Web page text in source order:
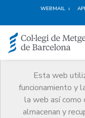
WEBMAIL
Esta web
funcionamiento y
la web así como
almacenan y
Agenda
Comunicación